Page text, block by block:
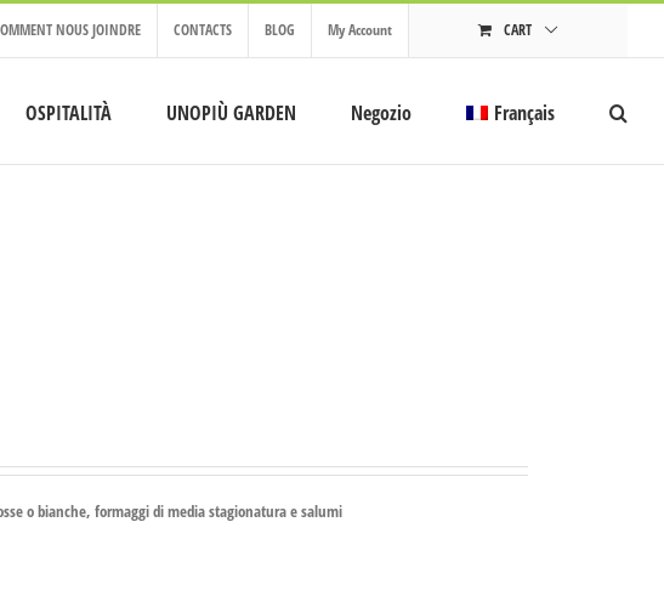
NOUS JOINDRE CONTACTS BLOG My Account CART
OSPITALITÀ UNOPIÙ GARDEN Negozio Français
o bianche, formaggi di media stagionatura e salumi